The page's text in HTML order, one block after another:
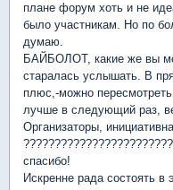
плане форум хоть и не
было участникам. Но по
думаю.
БАЙБОЛОТ, какие же вы
старалась услышать. В
плюс,-можно
лучше в следующий раз,
Организаторы,
спасибо!
Искренне рада состоять в